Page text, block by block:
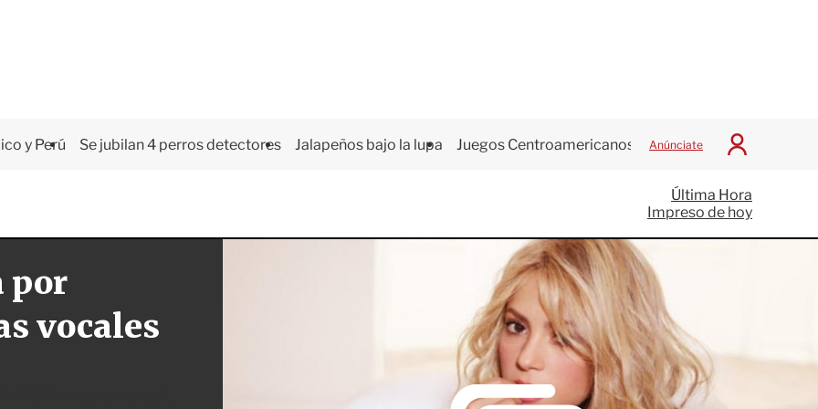
y Perú Se jubilan 4 perros detectores Jalapeños bajo la lupa Juegos Centroamericanos Anúnciate
I
c
i
a
n
Última Hora
Impreso de hoy
por
vocales